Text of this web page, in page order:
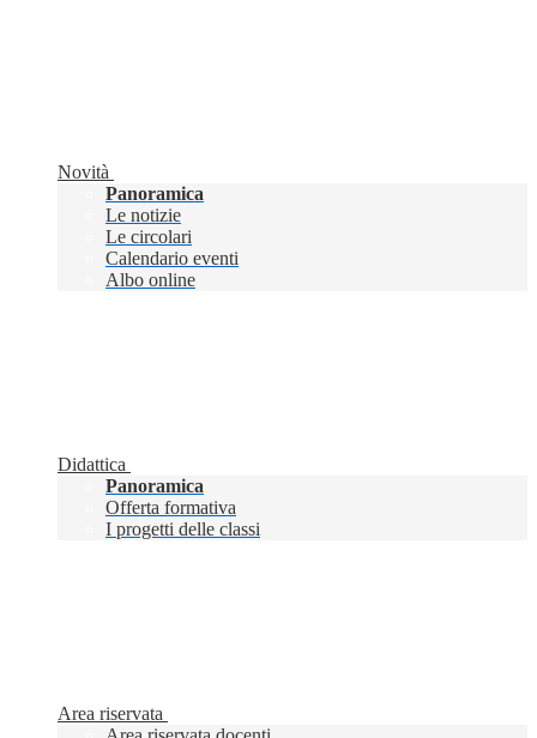
Novità
Panoramica
Le notizie
Le circolari
Calendario eventi
Albo online
Didattica
Panoramica
Offerta formativa
I progetti delle classi
Area riservata